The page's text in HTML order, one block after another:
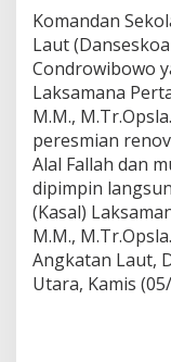
Komandan
Laut
Condrowibowo
Laksamana
M.M.,
peresmian
Alal Fallah dan
dipimpin
(Kasal)
M.M.,
Angkatan Laut,
Utara, Kamis